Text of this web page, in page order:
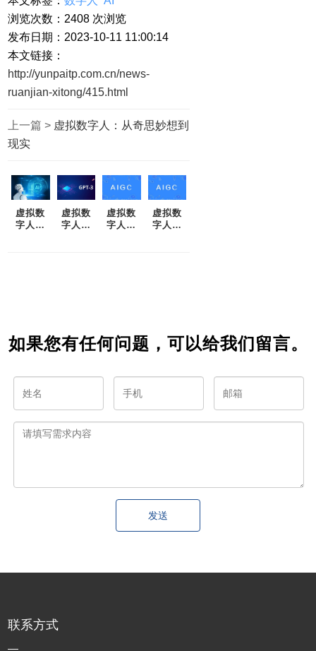
浏览次数： 2408 次浏览
发布日期：2023-10-11 11:00:14
本文链接：
http://yunpaitp.com.cn/news-
ruanjian-xitong/415.html
上一篇 > 虚拟数字人：从奇思妙想到
现实
虚拟数
字人：
虚拟数
字人：
虚拟数
字人：
虚拟数
字人：
如果您有任何问题，可以给我们留言。
发送
联系方式